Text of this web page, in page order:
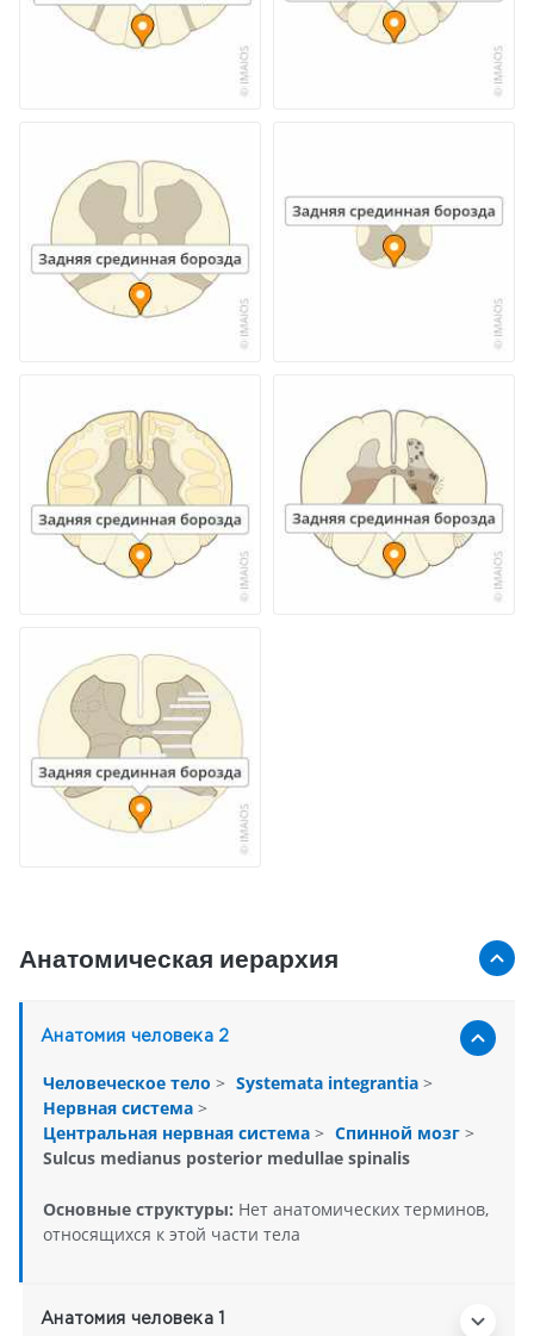
Анатомическая иерархия
Анатомия человека 2
Человеческое тело > Systemata integrantia >
Нервная система >
Центральная нервная система > Спинной мозг >
Sulcus medianus posterior medullae spinalis
Основные структуры: Нет анатомических терминов,
относящихся к этой части тела
Анатомия человека 1